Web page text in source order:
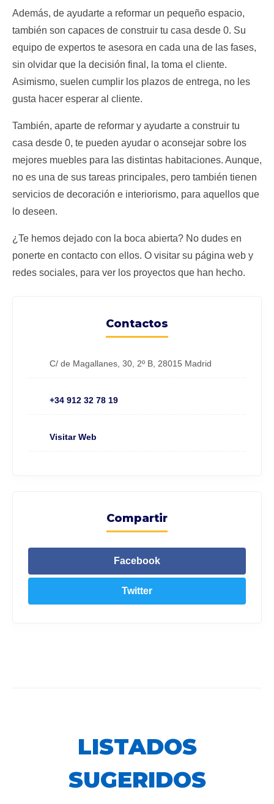
Contactos
C/ de Magallanes, 30, 2º B, 28015 Madrid
+34 912 32 78 19
Visitar Web
Compartir
Facebook
Twitter
Además, de ayudarte a reformar un pequeño espacio,
también son capaces de construir tu casa desde 0. Su
equipo de expertos te asesora en cada una de las fases,
sin olvidar que la decisión final, la toma el cliente.
Asimismo, suelen cumplir los plazos de entrega, no les
gusta hacer esperar al cliente.
También, aparte de reformar y ayudarte a construir tu
casa desde 0, te pueden ayudar o aconsejar sobre los
mejores muebles para las distintas habitaciones. Aunque,
no es una de sus tareas principales, pero también tienen
servicios de decoración e interiorismo, para aquellos que
lo deseen.
¿Te hemos dejado con la boca abierta? No dudes en
ponerte en contacto con ellos. O visitar su página web y
redes sociales, para ver los proyectos que han hecho.
LISTADOS
SUGERIDOS